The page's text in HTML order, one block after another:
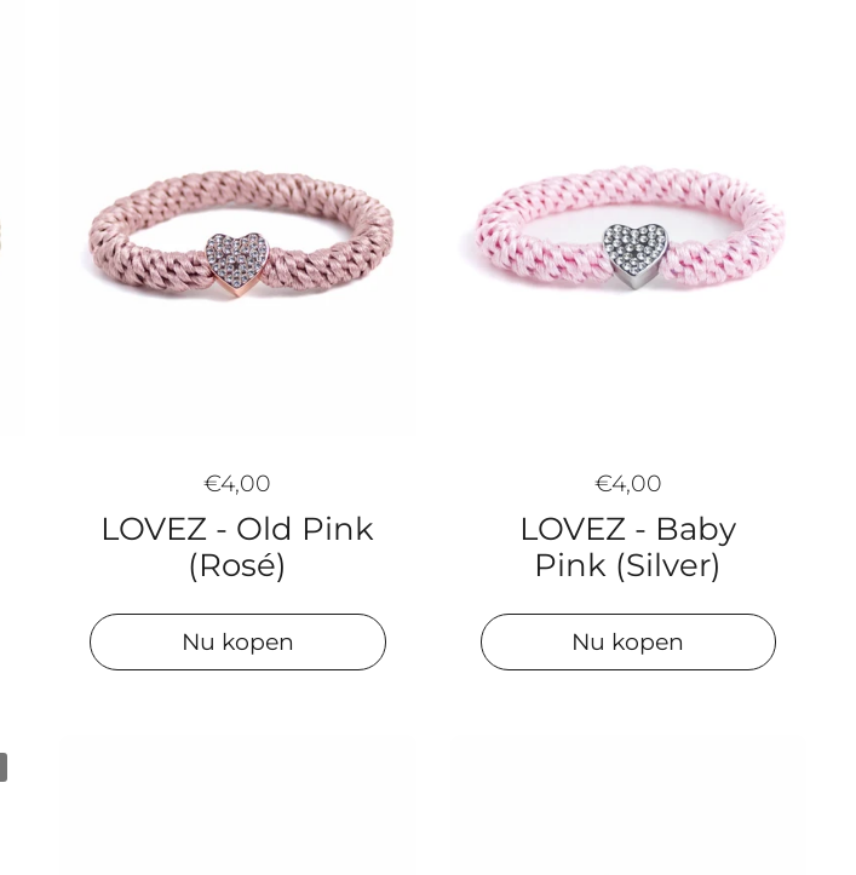
€4,00
LOVEZ - Old Pink
(Rosé)
Nu kopen
€4,00
LOVEZ - Baby
Pink (Silver)
Nu kopen